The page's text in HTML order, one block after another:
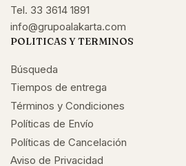
Tel. 33 3614 1891
info@grupoalakarta.com
POLITICAS Y TERMINOS
Búsqueda
Tiempos de entrega
Términos y Condiciones
Políticas de Envío
Políticas de Cancelación
Aviso de Privacidad